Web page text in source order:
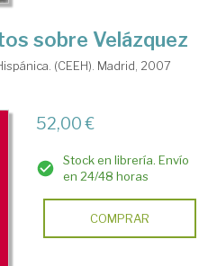
sobre Velázquez
(CEEH). Madrid, 2007
52,00 €
Stock en librería. Envío
en 24/48 horas
COMPRAR